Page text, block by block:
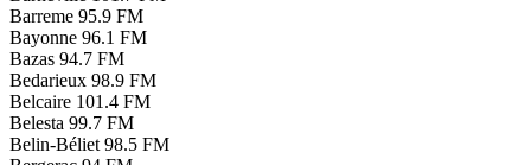
Barreme 95.9 FM
Bayonne 96.1 FM
Bazas 94.7 FM
Bedarieux 98.9 FM
Belcaire 101.4 FM
Belesta 99.7 FM
Belin-Béliet 98.5 FM